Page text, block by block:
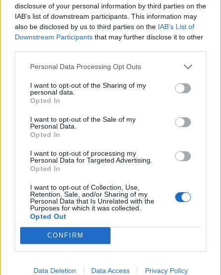
disclosure of your personal information by third parties on the
IAB’s list of downstream participants. This information may
also be disclosed by us to third parties on the IAB’s List of
Downstream Participants that may further disclose it to other
Personal Data Processing Opt Outs
I want to opt-out of the Sharing of my
personal data.
Opted In
I want to opt-out of the Sale of my
Personal Data.
Opted In
I want to opt-out of processing my
Personal Data for Targeted Advertising.
Opted In
I want to opt-out of Collection, Use,
Retention, Sale, and/or Sharing of my
Personal Data that Is Unrelated with the
Purposes for which it was collected.
Opted Out
CONFIRM
Data Deletion Data Access Privacy Policy
Deux semaines avant d'accoucher, l'actrice faisait son
petit shopping dans les rues de New York :